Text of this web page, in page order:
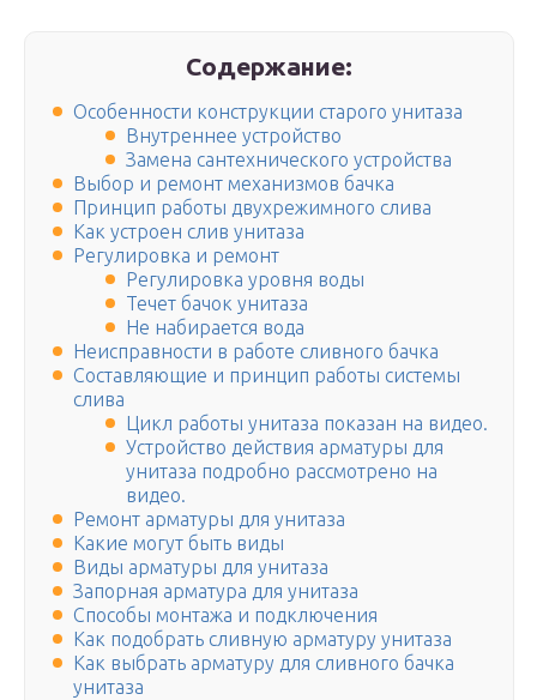
Содержание:
Особенности конструкции старого унитаза
Внутреннее устройство
Замена сантехнического устройства
Выбор и ремонт механизмов бачка
Принцип работы двухрежимного слива
Как устроен слив унитаза
Регулировка и ремонт
Регулировка уровня воды
Течет бачок унитаза
Не набирается вода
Неисправности в работе сливного бачка
Составляющие и принцип работы системы
слива
Цикл работы унитаза показан на видео.
Устройство действия арматуры для
унитаза подробно рассмотрено на
видео.
Ремонт арматуры для унитаза
Какие могут быть виды
Виды арматуры для унитаза
Запорная арматура для унитаза
Способы монтажа и подключения
Как подобрать сливную арматуру унитаза
Как выбрать арматуру для сливного бачка
унитаза